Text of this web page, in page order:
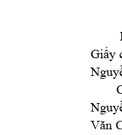
Giấy
Văn